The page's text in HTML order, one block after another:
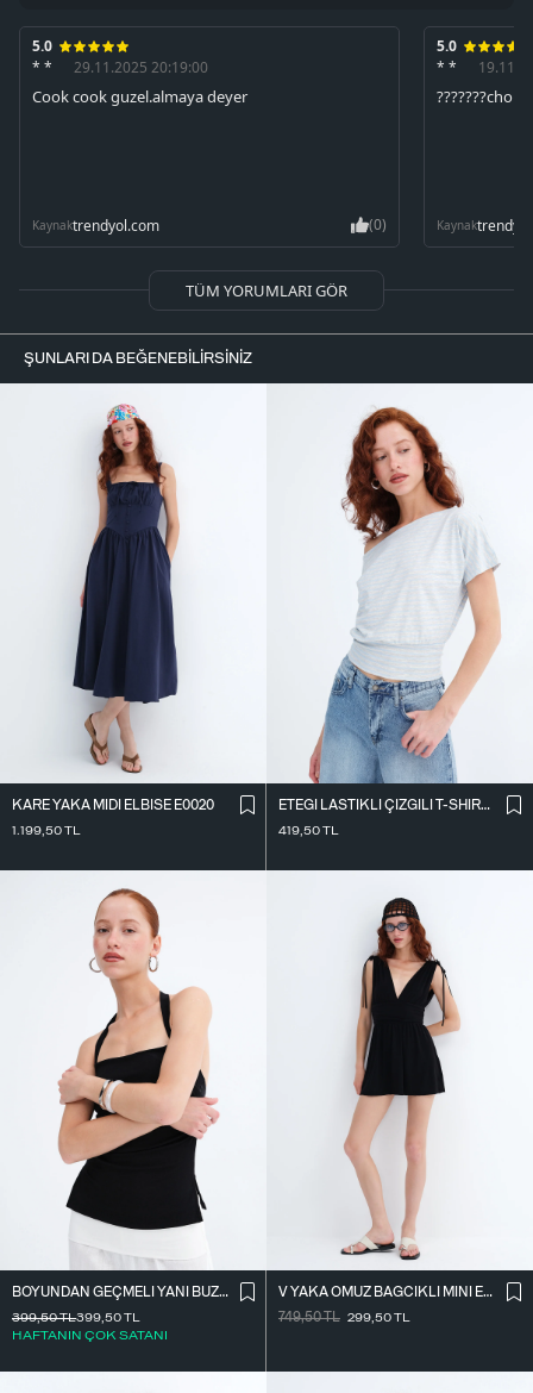
5.0
* *
29.11.2025 20:19:00
Cook cook guzel.almaya deyer
Kaynaktrendyol.com (0)
5.0
* *
???????chok
Kaynak
TÜM YORUMLARI GÖR
ŞUNLARI DA BEĞENEBILIRSINIZ
KARE YAKA MIDI ELBISE E0020
1.199,50TL
ETEĞI LASTIKLI ÇIZGILI T-SHIRT P10733
419,50TL
BOYUNDAN GEÇMELI YANI BÜZGÜLÜ BLUZ A390
399,50TL
HAFTANIN ÇOK SATANI
399,50TL
V YAKA OMUZ BAĞCIKLI MINI ELBISE E3394
749,50TL 299,50TL